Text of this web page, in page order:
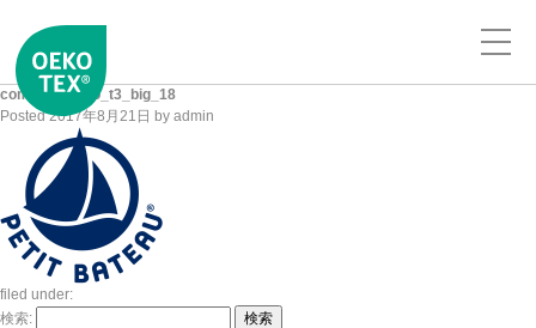
company_logo_t3_big_18
Posted2017年8月21日 by admin
filed under:
検索:
検索